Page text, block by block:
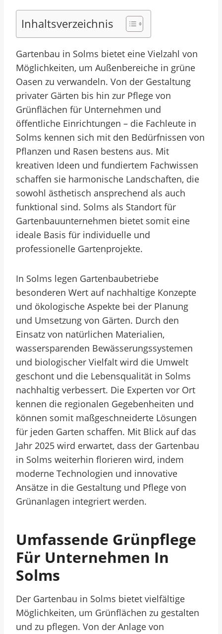
Inhaltsverzeichnis
Gartenbau in Solms bietet eine Vielzahl von
Möglichkeiten, um Außenbereiche in grüne
Oasen zu verwandeln. Von der Gestaltung
privater Gärten bis hin zur Pflege von
Grünflächen für Unternehmen und
öffentliche Einrichtungen – die Fachleute in
Solms kennen sich mit den Bedürfnissen von
Pflanzen und Rasen bestens aus. Mit
kreativen Ideen und fundiertem Fachwissen
schaffen sie harmonische Landschaften, die
sowohl ästhetisch ansprechend als auch
funktional sind. Solms als Standort für
Gartenbauunternehmen bietet somit eine
ideale Basis für individuelle und
professionelle Gartenprojekte.
In Solms legen Gartenbaubetriebe
besonderen Wert auf nachhaltige Konzepte
und ökologische Aspekte bei der Planung
und Umsetzung von Gärten. Durch den
Einsatz von natürlichen Materialien,
wassersparenden Bewässerungssystemen
und biologischer Vielfalt wird die Umwelt
geschont und die Lebensqualität in Solms
nachhaltig verbessert. Die Experten vor Ort
kennen die regionalen Gegebenheiten und
können somit maßgeschneiderte Lösungen
für jeden Garten schaffen. Mit Blick auf das
Jahr 2025 wird erwartet, dass der Gartenbau
in Solms weiterhin florieren wird, indem
moderne Technologien und innovative
Ansätze in die Gestaltung und Pflege von
Grünanlagen integriert werden.
Umfassende Grünpflege
Für Unternehmen In
Solms
Der Gartenbau in Solms bietet vielfältige
Möglichkeiten, um Grünflächen zu gestalten
und zu pflegen. Von der Anlage von